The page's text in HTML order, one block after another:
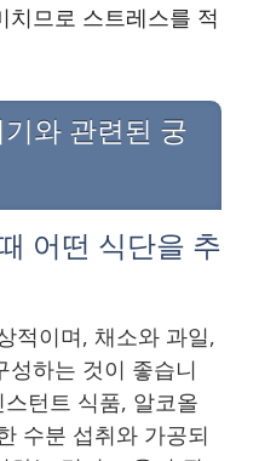
치므로 스트레스를 적
와 관련된 궁
어떤 식단을 추
적이며, 채소와 과일,
성하는 것이 좋습니
턴트 식품, 알코올
수분 섭취와 가공되